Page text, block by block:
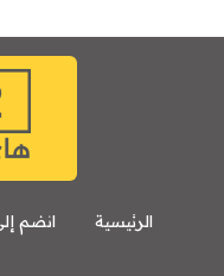
الرئيسية انضم